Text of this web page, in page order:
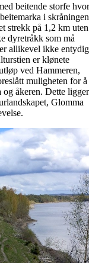
beitende storfe hvor
i
strekk på 1,2 km uten
dyretråkk som må
allikevel ikke entydig
er klønete
ved Hammeren,
muligheten for å
og åkeren. Dette ligger
Glomma